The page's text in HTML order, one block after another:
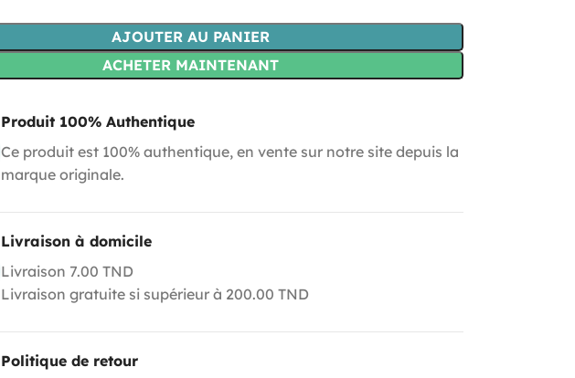
AJOUTER AU PANIER
ACHETER MAINTENANT
Produit 100% Authentique
Ce produit est 100% authentique, en vente sur notre site depuis la
marque originale.
Livraison à domicile
Livraison 7.00 TND
Livraison gratuite si supérieur à 200.00 TND
Politique de retour